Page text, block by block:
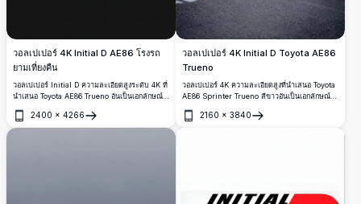
วอลเปเปอร์ 4K Initial D AE86 โรงรถ
ยามเที่ยงคืน
วอลเปเปอร์ Initial D ความละเอียดสูงระดับ 4K ที่
นำเสนอ Toyota AE86 Trueno อันเป็นเอกลักษณ์
โทนมืด สไตล์ขาวดำ และงานออกแบบที่มีราย
ละเอียดซึ่งได้รับแรงบันดาลใจจากอนิเมะ ทำให้เป็น
2400 × 4266
เปิด
วอลเปเปอร์ 4K Initial D Toyota AE86
Trueno
วอลเปเปอร์ 4K ความละเอียดสูงที่นำเสนอ Toyota
AE86 Sprinter Trueno สีขาวอันเป็นเอกลักษณ์
ตื่นตา ไฟหน้าแบบป๊อปอัป ป้ายทะเบียนญี่ปุ่น และ
2160 × 3840
เปิด